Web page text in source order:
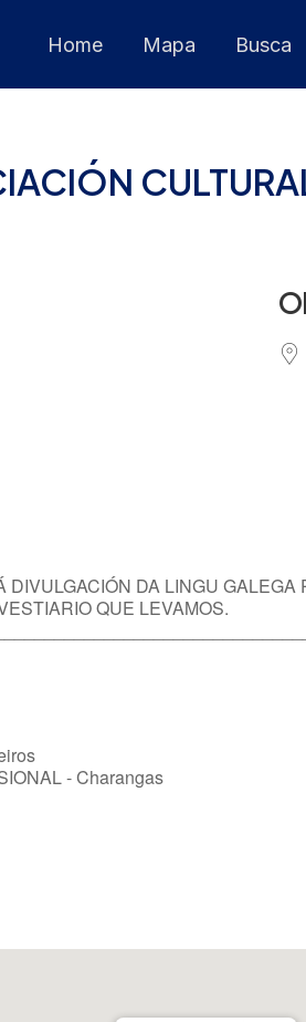
Home Mapa Busca
DA LINGU
QUE LEVAMOS.
- Charangas